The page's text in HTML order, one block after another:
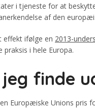
i tjeneste for at
af den
effekt ifølge en 2013-
i hele Europa.
finde
Europæiske Unions pris